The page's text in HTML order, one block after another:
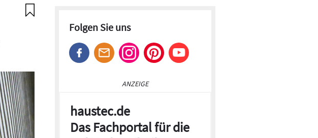
Folgen Sie uns
ANZEIGE
haustec.de
Das Fachportal für die